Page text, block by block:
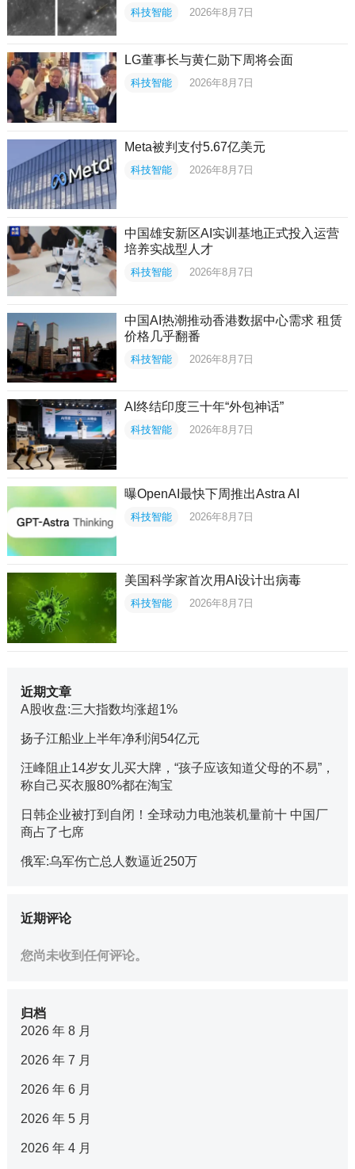
科技智能 2026年8月7日
LG董事长与黄仁勋下周将会面
科技智能 2026年8月7日
Meta被判支付5.67亿美元
科技智能 2026年8月7日
中国雄安新区AI实训基地正式投入运营
培养实战型人才
科技智能 2026年8月7日
中国AI热潮推动香港数据中心需求 租赁
价格几乎翻番
科技智能 2026年8月7日
AI终结印度三十年“外包神话”
科技智能 2026年8月7日
曝OpenAI最快下周推出Astra AI
科技智能 2026年8月7日
美国科学家首次用AI设计出病毒
科技智能 2026年8月7日
近期文章
A股收盘:三大指数均涨超1%
扬子江船业上半年净利润54亿元
汪峰阻止14岁女儿买大牌，“孩子应该知道父母的不易”，
称自己买衣服80%都在淘宝
日韩企业被打到自闭！全球动力电池装机量前十 中国厂
商占了七席
俄军:乌军伤亡总人数逼近250万
近期评论
您尚未收到任何评论。
归档
2026 年 8 月
2026 年 7 月
2026 年 6 月
2026 年 5 月
2026 年 4 月